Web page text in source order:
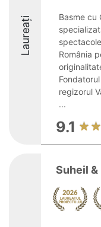
Laureați
Basme cu
România
regizorul
...
9.1
Suheil